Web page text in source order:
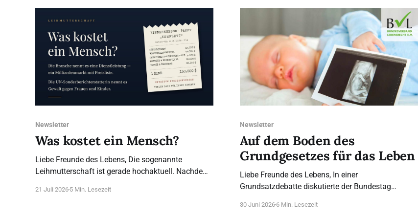
Newsletter
Was kostet ein Mensch?
Liebe Freunde des Lebens, Die sogenannte
Leihmutterschaft ist gerade hochaktuell. Nachdem
21 Juli 2026 5 Min. Lesezeit
Newsletter
Auf dem Boden des
Grundgesetzes für das Leben
Liebe Freunde des Lebens, In einer
Grundsatzdebatte diskutierte der Bundestag
30 Juni 20266 Min. Lesezeit